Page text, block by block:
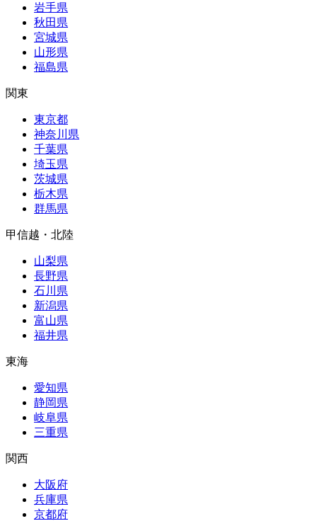
岩手県
秋田県
宮城県
山形県
福島県
関東
東京都
神奈川県
千葉県
埼玉県
茨城県
栃木県
群馬県
甲信越・北陸
山梨県
長野県
石川県
新潟県
富山県
福井県
東海
愛知県
静岡県
岐阜県
三重県
関西
大阪府
兵庫県
京都府